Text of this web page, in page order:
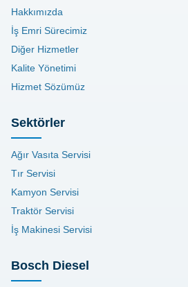
Hakkımızda
İş Emri Sürecimiz
Diğer Hizmetler
Kalite Yönetimi
Hizmet Sözümüz
Sektörler
Ağır Vasıta Servisi
Tır Servisi
Kamyon Servisi
Traktör Servisi
İş Makinesi Servisi
Bosch Diesel